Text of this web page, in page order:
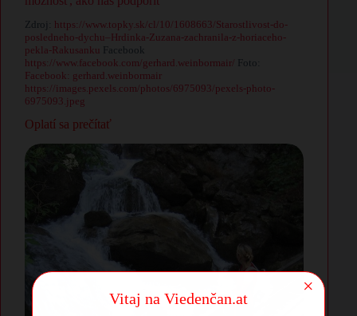
Zdroj: https://www.topky.sk/cl/10/1608663/Starostlivost-do-
posledneho-dychu–Hrdinka-Zuzana-zachranila-z-horiaceho-
pekla-Rakusanku Facebook
https://www.facebook.com/gerhard.weinbormair/ Foto:
Facebook: gerhard.weinbormair
https://images.pexels.com/photos/6975093/pexels-photo-
6975093.jpeg
Oplatí sa prečítať
Vitaj na Viedenčan.at
×